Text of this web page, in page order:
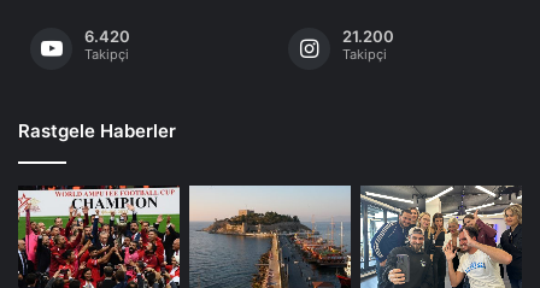
6.420
Takipçi
21.200
Takipçi
Rastgele Haberler